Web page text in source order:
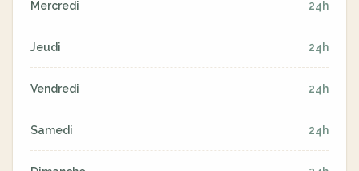
Mercredi 24h
Jeudi 24h
Vendredi 24h
Samedi 24h